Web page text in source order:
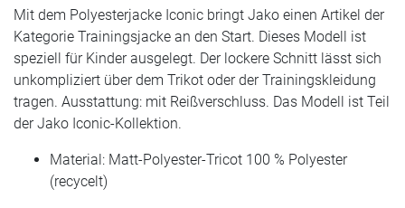
Mit dem Polyesterjacke Iconic bringt Jako einen Artikel der
Kategorie Trainingsjacke an den Start. Dieses Modell ist
speziell für Kinder ausgelegt. Der lockere Schnitt lässt sich
unkompliziert über dem Trikot oder der Trainingskleidung
tragen. Ausstattung: mit Reißverschluss. Das Modell ist Teil
der Jako Iconic-Kollektion.
Material: Matt-Polyester-Tricot 100 % Polyester
(recycelt)